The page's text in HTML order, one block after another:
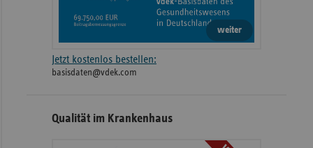
weiter
Jetzt kostenlos bestellen:
basisdaten@vdek.com
Qualität im Krankenhaus